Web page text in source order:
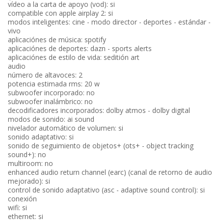
vídeo a la carta de apoyo (vod): si
compatible con apple airplay 2: si
modos inteligentes: cine - modo director - deportes - estándar -
vivo
aplicaciónes de música: spotify
aplicaciónes de deportes: dazn - sports alerts
aplicaciónes de estilo de vida: seditión art
audio
número de altavoces: 2
potencia estimada rms: 20 w
subwoofer incorporado: no
subwoofer inalámbrico: no
decodificadores incorporados: dolby atmos - dolby digital
modos de sonido: ai sound
nivelador automático de volumen: si
sonido adaptativo: si
sonido de seguimiento de objetos+ (ots+ - object tracking
sound+): no
multiroom: no
enhanced audio return channel (earc) (canal de retorno de audio
mejorado): si
control de sonido adaptativo (asc - adaptive sound control): si
conexión
wifi: si
ethernet: si